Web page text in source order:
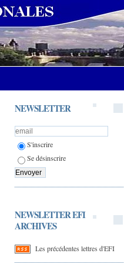
NEWSLETTER
S'inscrire
Se désinscrire
NEWSLETTER EFI
ARCHIVES
Les précédentes lettres d'EFI